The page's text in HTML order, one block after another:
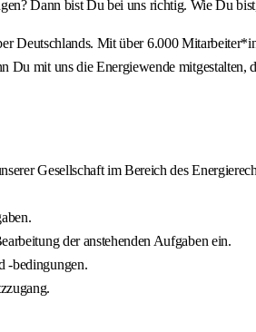
Dann bist Du bei uns richtig. Wie Du
Deutschlands. Mit über 6.000
mit uns die Energiewende
Gesellschaft im Bereich des
der anstehenden Aufgaben ein.
-bedingungen.